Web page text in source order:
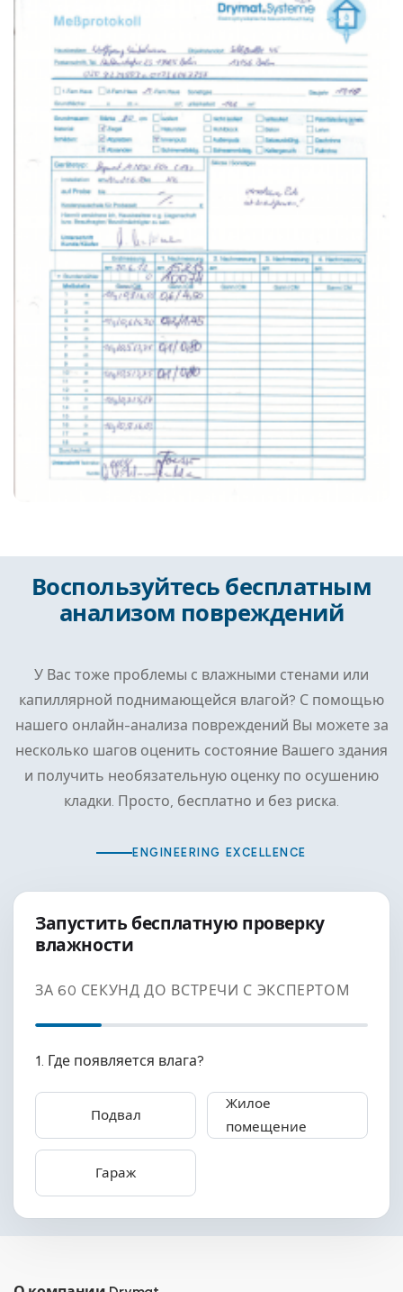
Воспользуйтесь бесплатным
анализом повреждений
У Вас тоже проблемы с влажными стенами или
капиллярной поднимающейся влагой? С помощью
нашего онлайн-анализа повреждений Вы можете за
несколько шагов оценить состояние Вашего здания
и получить необязательную оценку по осушению
кладки. Просто, бесплатно и без риска.
ENGINEERING EXCELLENCE
Запустить бесплатную проверку
влажности
ЗА 60 СЕКУНД ДО ВСТРЕЧИ С ЭКСПЕРТОМ
1. Где появляется влага?
Подвал
Жилое
помещение
Гараж